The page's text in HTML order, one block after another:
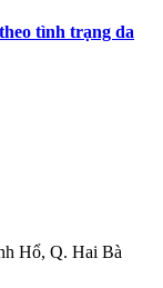
tình trạng da
Hổ, Q. Hai Bà